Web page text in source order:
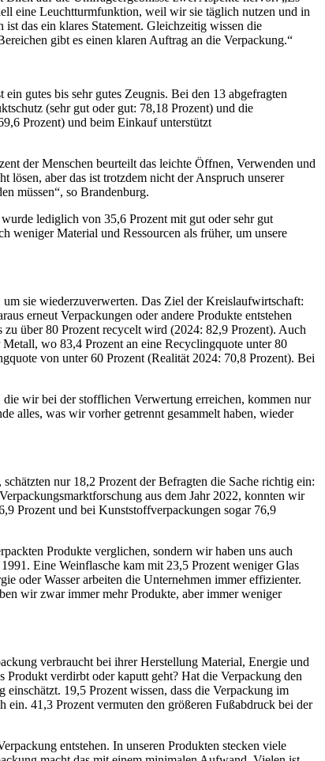
eine Leuchtturmfunktion, weil wir sie täglich nutzen und in
das ein klares Statement. Gleichzeitig wissen die
gibt es einen klaren Auftrag an die Verpackung.“
gutes bis sehr gutes Zeugnis. Bei den 13 abgefragten
(sehr gut oder gut: 78,18 Prozent) und die
Prozent) und beim Einkauf unterstützt
der Menschen beurteilt das leichte Öffnen, Verwenden und
lösen, aber das ist trotzdem nicht der Anspruch unserer
müssen“, so Brandenburg.
lediglich von 35,6 Prozent mit gut oder sehr gut
weniger Material und Ressourcen als früher, um unsere
sie wiederzuverwerten. Das Ziel der Kreislaufwirtschaft:
erneut Verpackungen oder andere Produkte entstehen
über 80 Prozent recycelt wird (2024: 82,9 Prozent). Auch
wo 83,4 Prozent an eine Recyclingquote unter 80
von unter 60 Prozent (Realität 2024: 70,8 Prozent). Bei
wir bei der stofflichen Verwertung erreichen, kommen nur
alles, was wir vorher getrennt gesammelt haben, wieder
nur 18,2 Prozent der Befragten die Sache richtig ein:
aus dem Jahr 2022, konnten wir
Prozent und bei Kunststoffverpackungen sogar 76,9
Produkte verglichen, sondern wir haben uns auch
Eine Weinflasche kam mit 23,5 Prozent weniger Glas
oder Wasser arbeiten die Unternehmen immer effizienter.
wir zwar immer mehr Produkte, aber immer weniger
verbraucht bei ihrer Herstellung Material, Energie und
verdirbt oder kaputt geht? Hat die Verpackung den
19,5 Prozent wissen, dass die Verpackung im
41,3 Prozent vermuten den größeren Fußabdruck bei der
entstehen. In unseren Produkten stecken viele